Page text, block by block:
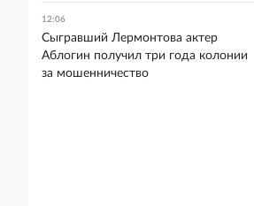
12:06
Сыгравший Лермонтова актер
Аблогин получил три года колонии
за мошенничество